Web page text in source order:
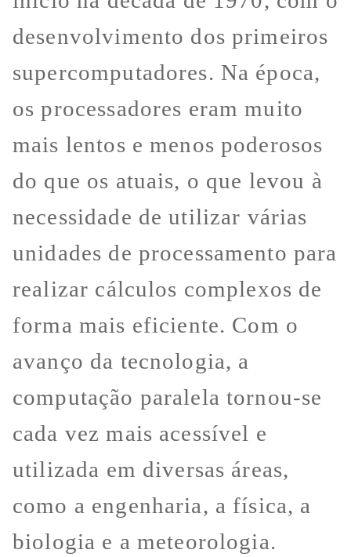
desenvolvimento dos primeiros
supercomputadores. Na época,
os processadores eram muito
mais lentos e menos poderosos
do que os atuais, o que levou à
necessidade de utilizar várias
unidades de processamento para
realizar cálculos complexos de
forma mais eficiente. Com o
avanço da tecnologia, a
computação paralela tornou-se
cada vez mais acessível e
utilizada em diversas áreas,
como a engenharia, a física, a
biologia e a meteorologia.